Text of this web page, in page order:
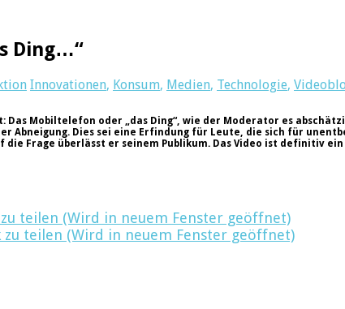
Ding…“
Innovationen, Konsum, Medien, Technologie,
Das Mobiltelefon oder „das Ding“, wie der Moderator es
Abneigung. Dies sei eine Erfindung für Leute, die sich für
Frage überlässt er seinem Publikum. Das Video ist definitiv ein
teilen (Wird in neuem Fenster geöffnet)
zu teilen (Wird in neuem Fenster geöffnet)